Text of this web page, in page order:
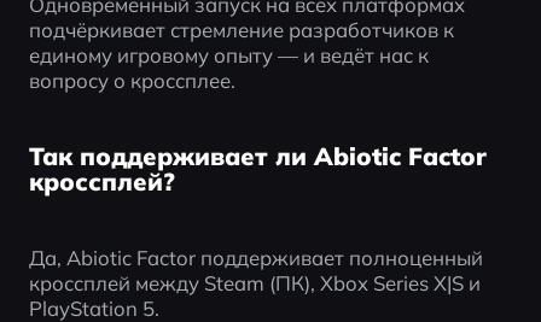
подчёркивает стремление разработчиков к
единому игровому опыту — и ведёт нас к
вопросу о кроссплее.
Так поддерживает ли Abiotic Factor
кроссплей?
Да, Abiotic Factor поддерживает полноценный
кроссплей между Steam (ПК), Xbox Series X|S и
PlayStation 5.